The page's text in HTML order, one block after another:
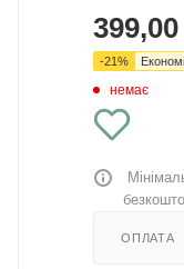
399,00
-21%
немає
ОПЛАТА